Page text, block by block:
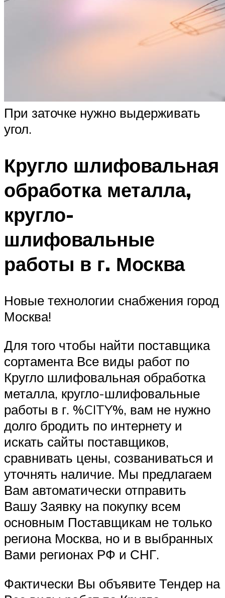
При заточке нужно выдерживать
угол.
Кругло шлифовальная
обработка металла,
кругло-
шлифовальные
работы в г. Москва
Новые технологии снабжения город
Москва!
Для того чтобы найти поставщика
сортамента Все виды работ по
Кругло шлифовальная обработка
металла, кругло-шлифовальные
работы в г. %CITY%, вам не нужно
долго бродить по интернету и
искать сайты поставщиков,
сравнивать цены, созваниваться и
уточнять наличие. Мы предлагаем
Вам автоматически отправить
Вашу Заявку на покупку всем
основным Поставщикам не только
региона Москва, но и в выбранных
Вами регионах РФ и СНГ.
Фактически Вы объявите Тендер на